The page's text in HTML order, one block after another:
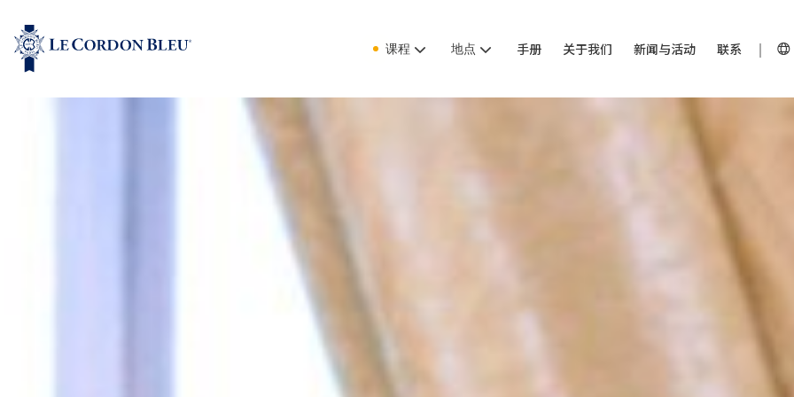
课程 地点 手册 关于我们 新闻与活动 联系